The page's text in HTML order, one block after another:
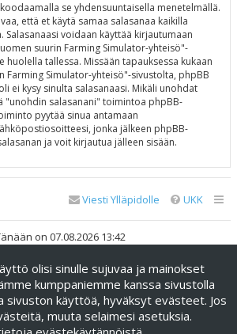
se yhdensuuntaisella menetelmällä.
että et käytä samaa salasanaa kaikilla
Salasanaasi voidaan käyttää kirjautumaan
suurin Farming Simulator-yhteisö"-
huolella tallessa. Missään tapauksessa kukaan
Farming Simulator-yhteisö"-sivustolta, phpBB
ei kysy sinulta salasanaasi. Mikäli unohdat
"unohdin salasanani" toimintoa phpBB-
pyytää sinua antamaan
jonka jälkeen phpBB-
ja voit kirjautua jälleen sisään.
UKK
Viesti Ylläpidolle
on 07.08.2026 13:42
ohjelmistophpBB® Forum Software ©
phpBB Limited
Suomi (lurttinen, harritapio, Pettis)
Theme byPixelGoose Studio
olisi sinulle sujuvaa ja mainokset
kumppaniemme kanssa sivustolla
sivuston käyttöä, hyväksyt evästeet. Jos
muuta selaimesi asetuksia.